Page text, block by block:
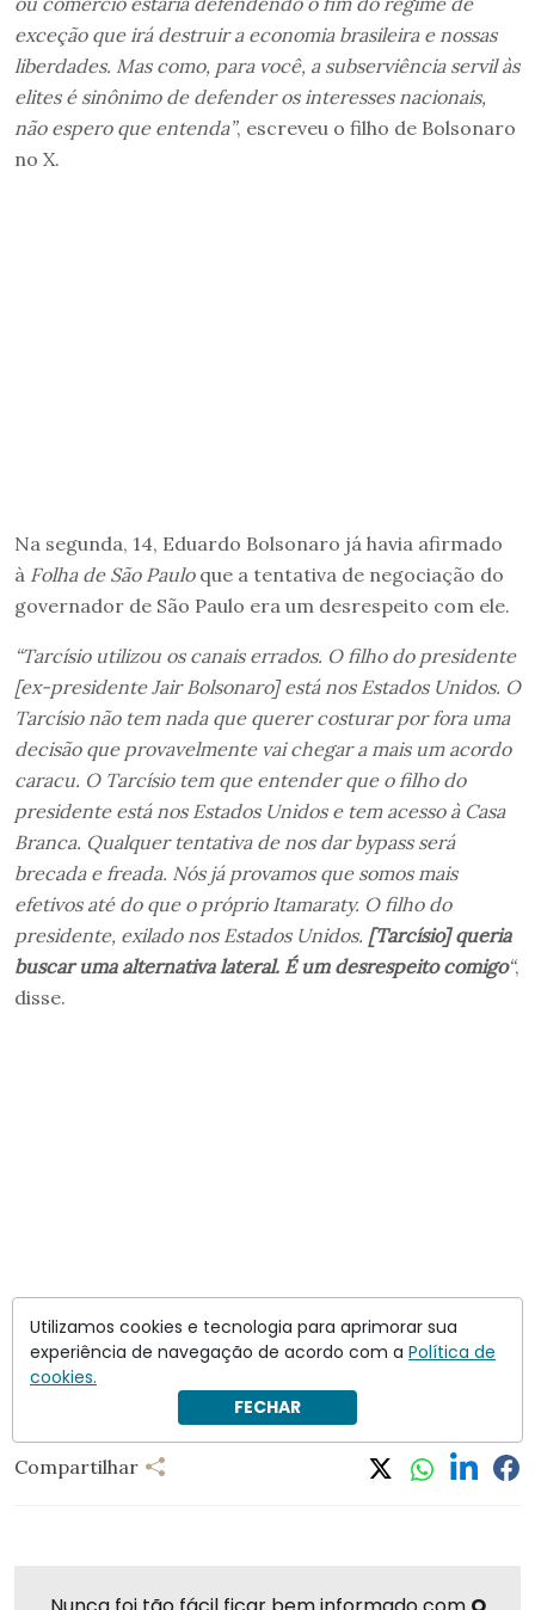
exceção que irá destruir a economia brasileira e nossas
liberdades. Mas como, para você, a subserviência servil às
elites é sinônimo de defender os interesses nacionais,
não espero que entenda”, escreveu o filho de Bolsonaro
no X.
Na segunda, 14, Eduardo Bolsonaro já havia afirmado
à Folha de São Pauloque a tentativa de negociação do
governador de São Paulo era um desrespeito com ele.
“Tarcísio utilizou os canais errados. O filho do presidente
[ex-presidente Jair Bolsonaro] está nos Estados Unidos. O
Tarcísio não tem nada que querer costurar por fora uma
decisão que provavelmente vai chegar a mais um acordo
caracu. O Tarcísio tem que entender que o filho do
presidente está nos Estados Unidos e tem acesso à Casa
Branca. Qualquer tentativa de nos dar bypass será
brecada e freada. Nós já provamos que somos mais
efetivos até do que o próprio Itamaraty. O filho do
presidente, exilado nos Estados Unidos. [Tarcísio] queria
buscar uma alternativa lateral. É um desrespeito comigo“,
disse.
Tarcísio de Freitas
Compartilhar
Utilizamos cookies e tecnologia para aprimorar sua
experiência de navegação de acordo com a Política de
cookies.
FECHAR